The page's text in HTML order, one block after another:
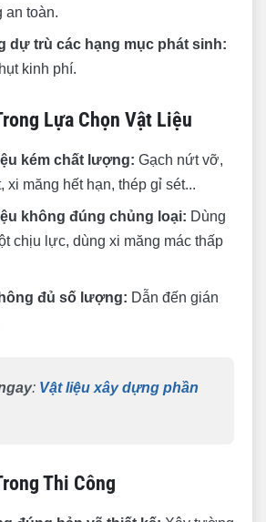
an toàn.
dự trù các hạng mục phát sinh:
kinh phí.
Lựa Chọn Vật Liệu
kém chất lượng: Gạch nứt vỡ,
xi măng hết hạn, thép gỉ sét...
không đúng chủng loại: Dùng
chịu lực, dùng xi măng mác thấp
đủ số lượng: Dẫn đến gián
: Vật liệu xây dựng phần
Thi Công